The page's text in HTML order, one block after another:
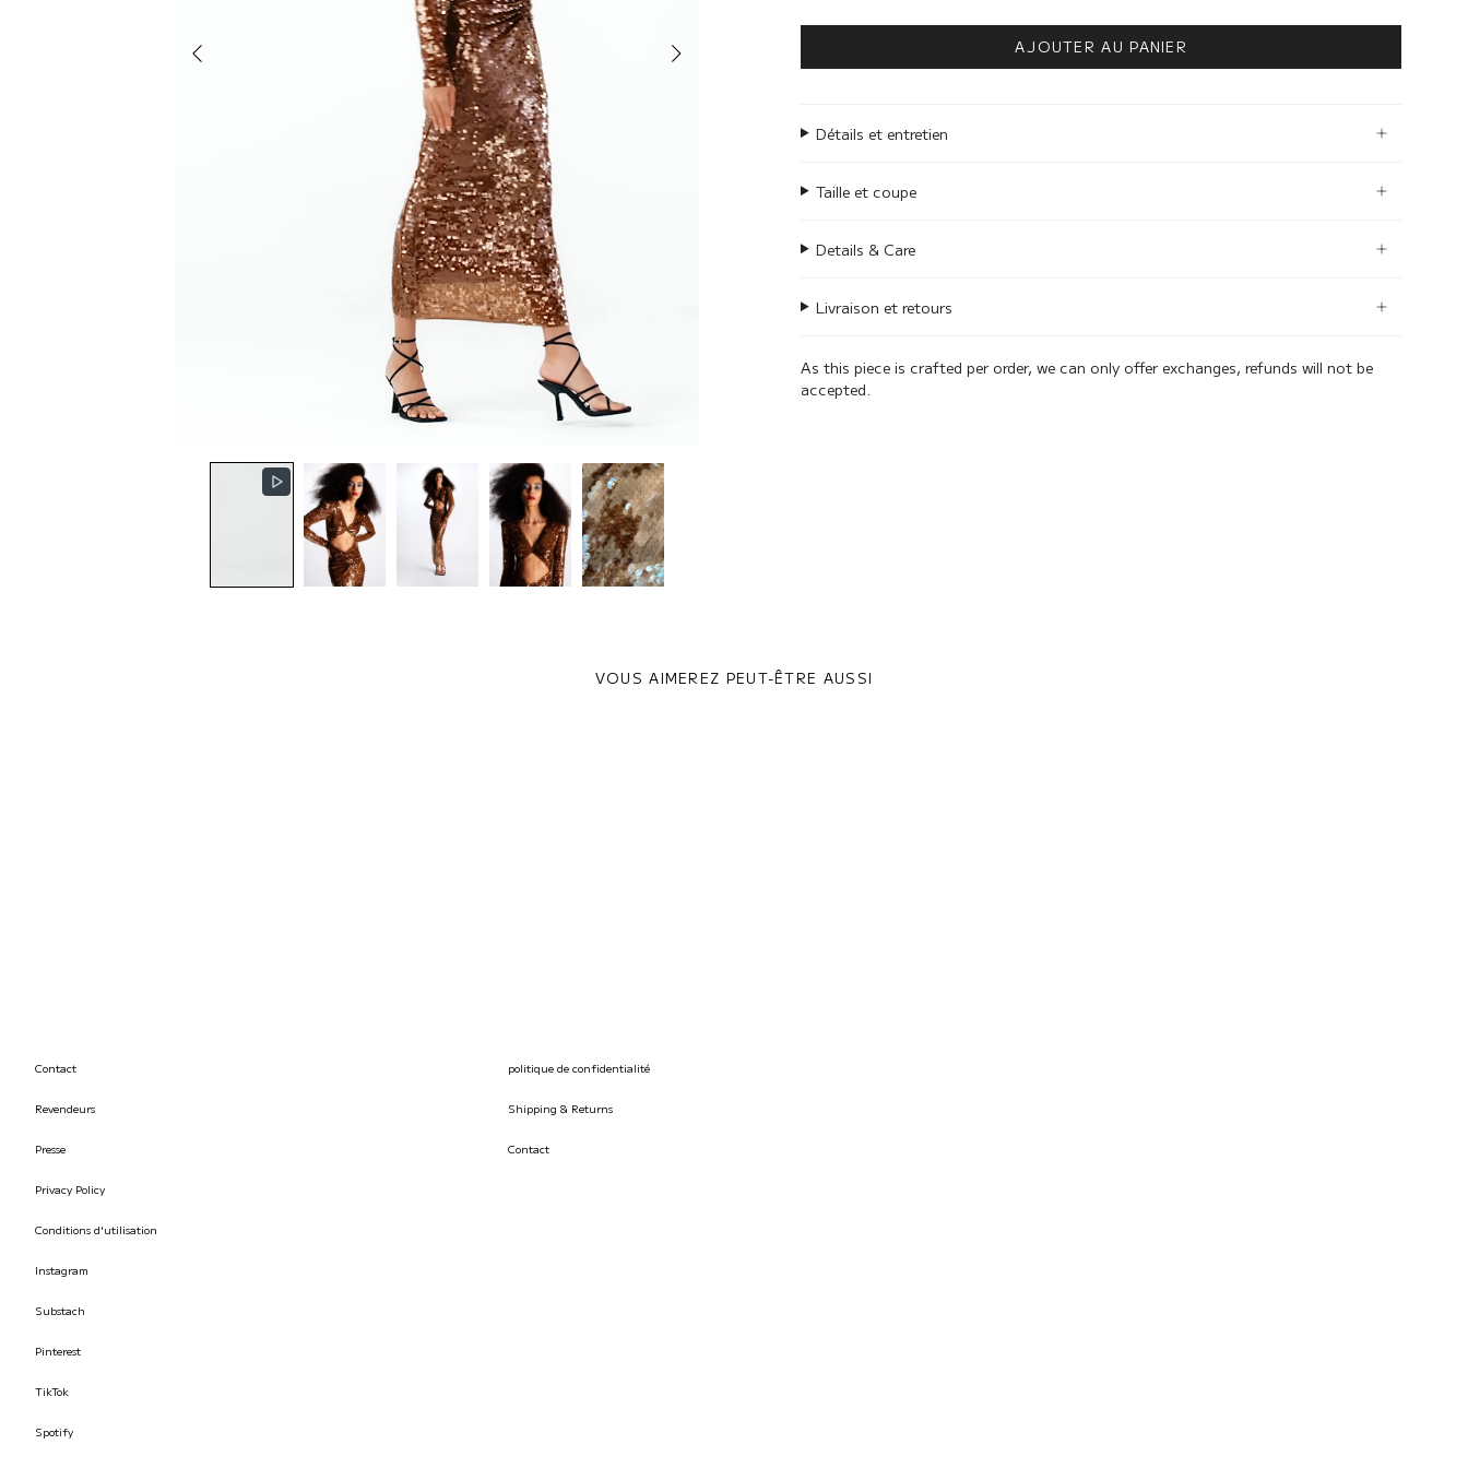
AJOUTER AU PANIER
Détails et entretien
Taille et coupe
Details & Care
Livraison et retours
As this piece is crafted per order, we can only offer exchanges, refunds will not be
accepted.
VOUS AIMEREZ PEUT-ÊTRE AUSSI
Contact
Revendeurs
Presse
Privacy Policy
Conditions d'utilisation
Instagram
Substach
Pinterest
TikTok
Spotify
politique de confidentialité
Shipping & Returns
Contact